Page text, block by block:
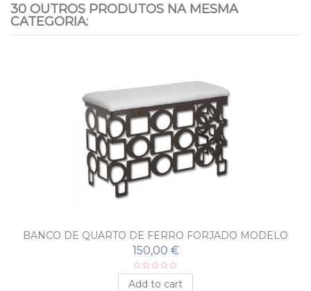
30 OUTROS PRODUTOS NA MESMA
CATEGORIA:
BANCO DE QUARTO DE FERRO FORJADO MODELO
RETRO
150,00 €
Add to cart